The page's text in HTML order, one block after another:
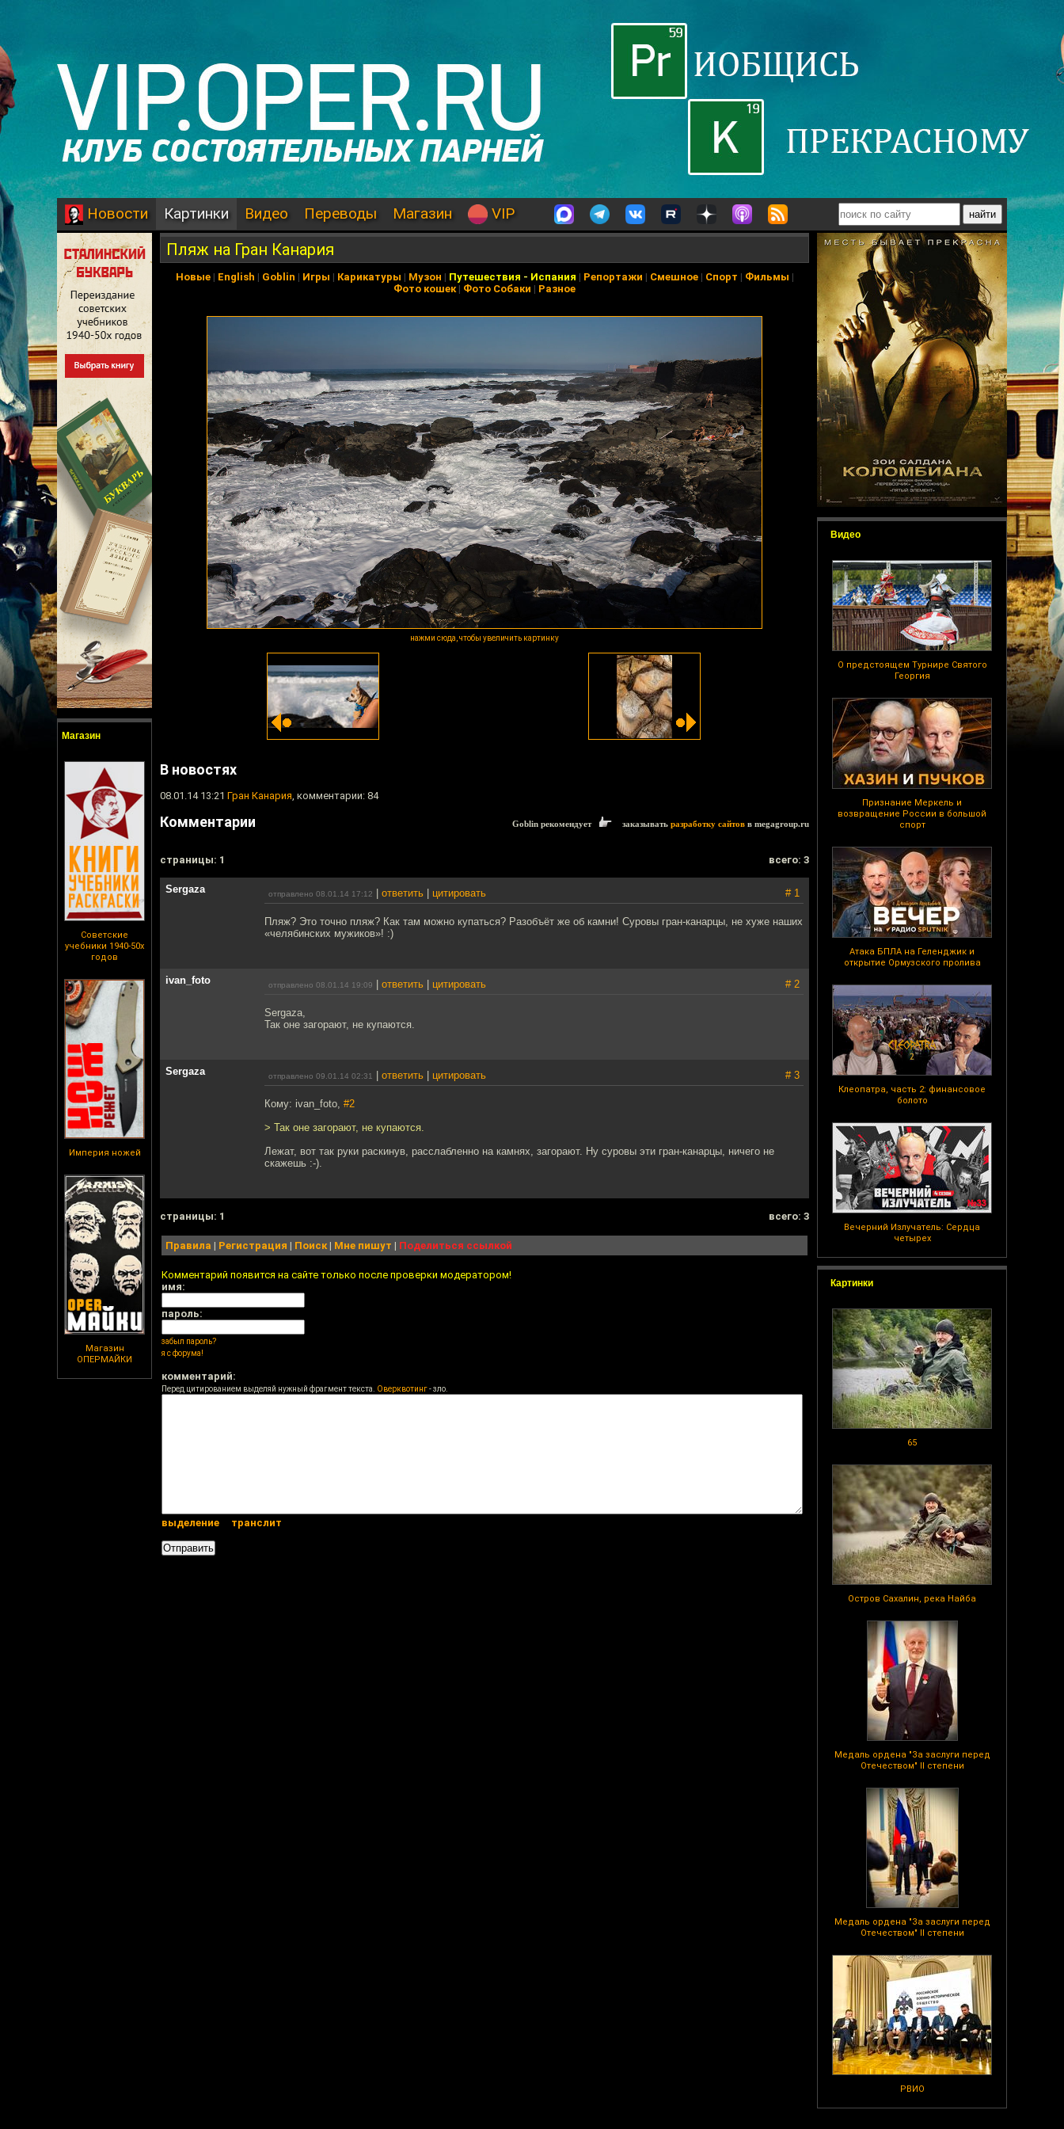
Новости Картинки Видео Переводы Магазин VIP
Магазин
Советские
учебники 1940-50х
годов
Империя ножей
Магазин
ОПЕРМАЙКИ
Видео
О предстоящем Турнире Святого
Георгия
Признание Меркель и
возвращение России в большой
спорт
Атака БПЛА на Геленджик и
открытие Ормузского пролива
Клеопатра, часть 2: финансовое
болото
Вечерний Излучатель: Сердца
четырех
Картинки
65
Остров Сахалин, река Найба
Медаль ордена "За заслуги перед
Отечеством" II степени
Медаль ордена "За заслуги перед
Отечеством" II степени
РВИО
Пляж на Гран Канария
Новые| English | Goblin | Игры | Карикатуры | Музон | Путешествия - Испания | Репортажи | Смешное| Спорт | Фильмы |
Фото кошек| Фото Собаки | Разное
нажми сюда, чтобы увеличить картинку
В новостях
08.01.14 13:21 Гран Канария, комментарии: 84
Комментарии Goblin рекомендует заказывать разработку сайтов в megagroup.ru
cтраницы: 1 всего: 3
Sergaza отправлено 08.01.14 17:12 ответить цитировать # 1
Пляж? Это точно пляж? Как там можно купаться? Разобъёт же об камни! Суровы гран-канарцы, не хуже наших
«челябинских мужиков»! :)
ivan_foto отправлено 08.01.14 19:09 ответить цитировать # 2
Sergaza,
Так оне загорают, не купаются.
Sergaza отправлено 09.01.14 02:31 ответить цитировать # 3
Кому: ivan_foto, #2
> Так оне загорают, не купаются.
Лежат, вот так руки раскинув, расслабленно на камнях, загорают. Ну суровы эти гран-канарцы, ничего не
скажешь :-).
cтраницы: 1 всего: 3
Правила | Регистрация | Поиск| Мне пишут | Поделиться ссылкой
Комментарий появится на сайте только после проверки модератором!
имя:
пароль:
забыл пароль?
я с форума!
комментарий:
Перед цитированием выделяй нужный фрагмент текста. Оверквотинг- зло.
выделение транслит